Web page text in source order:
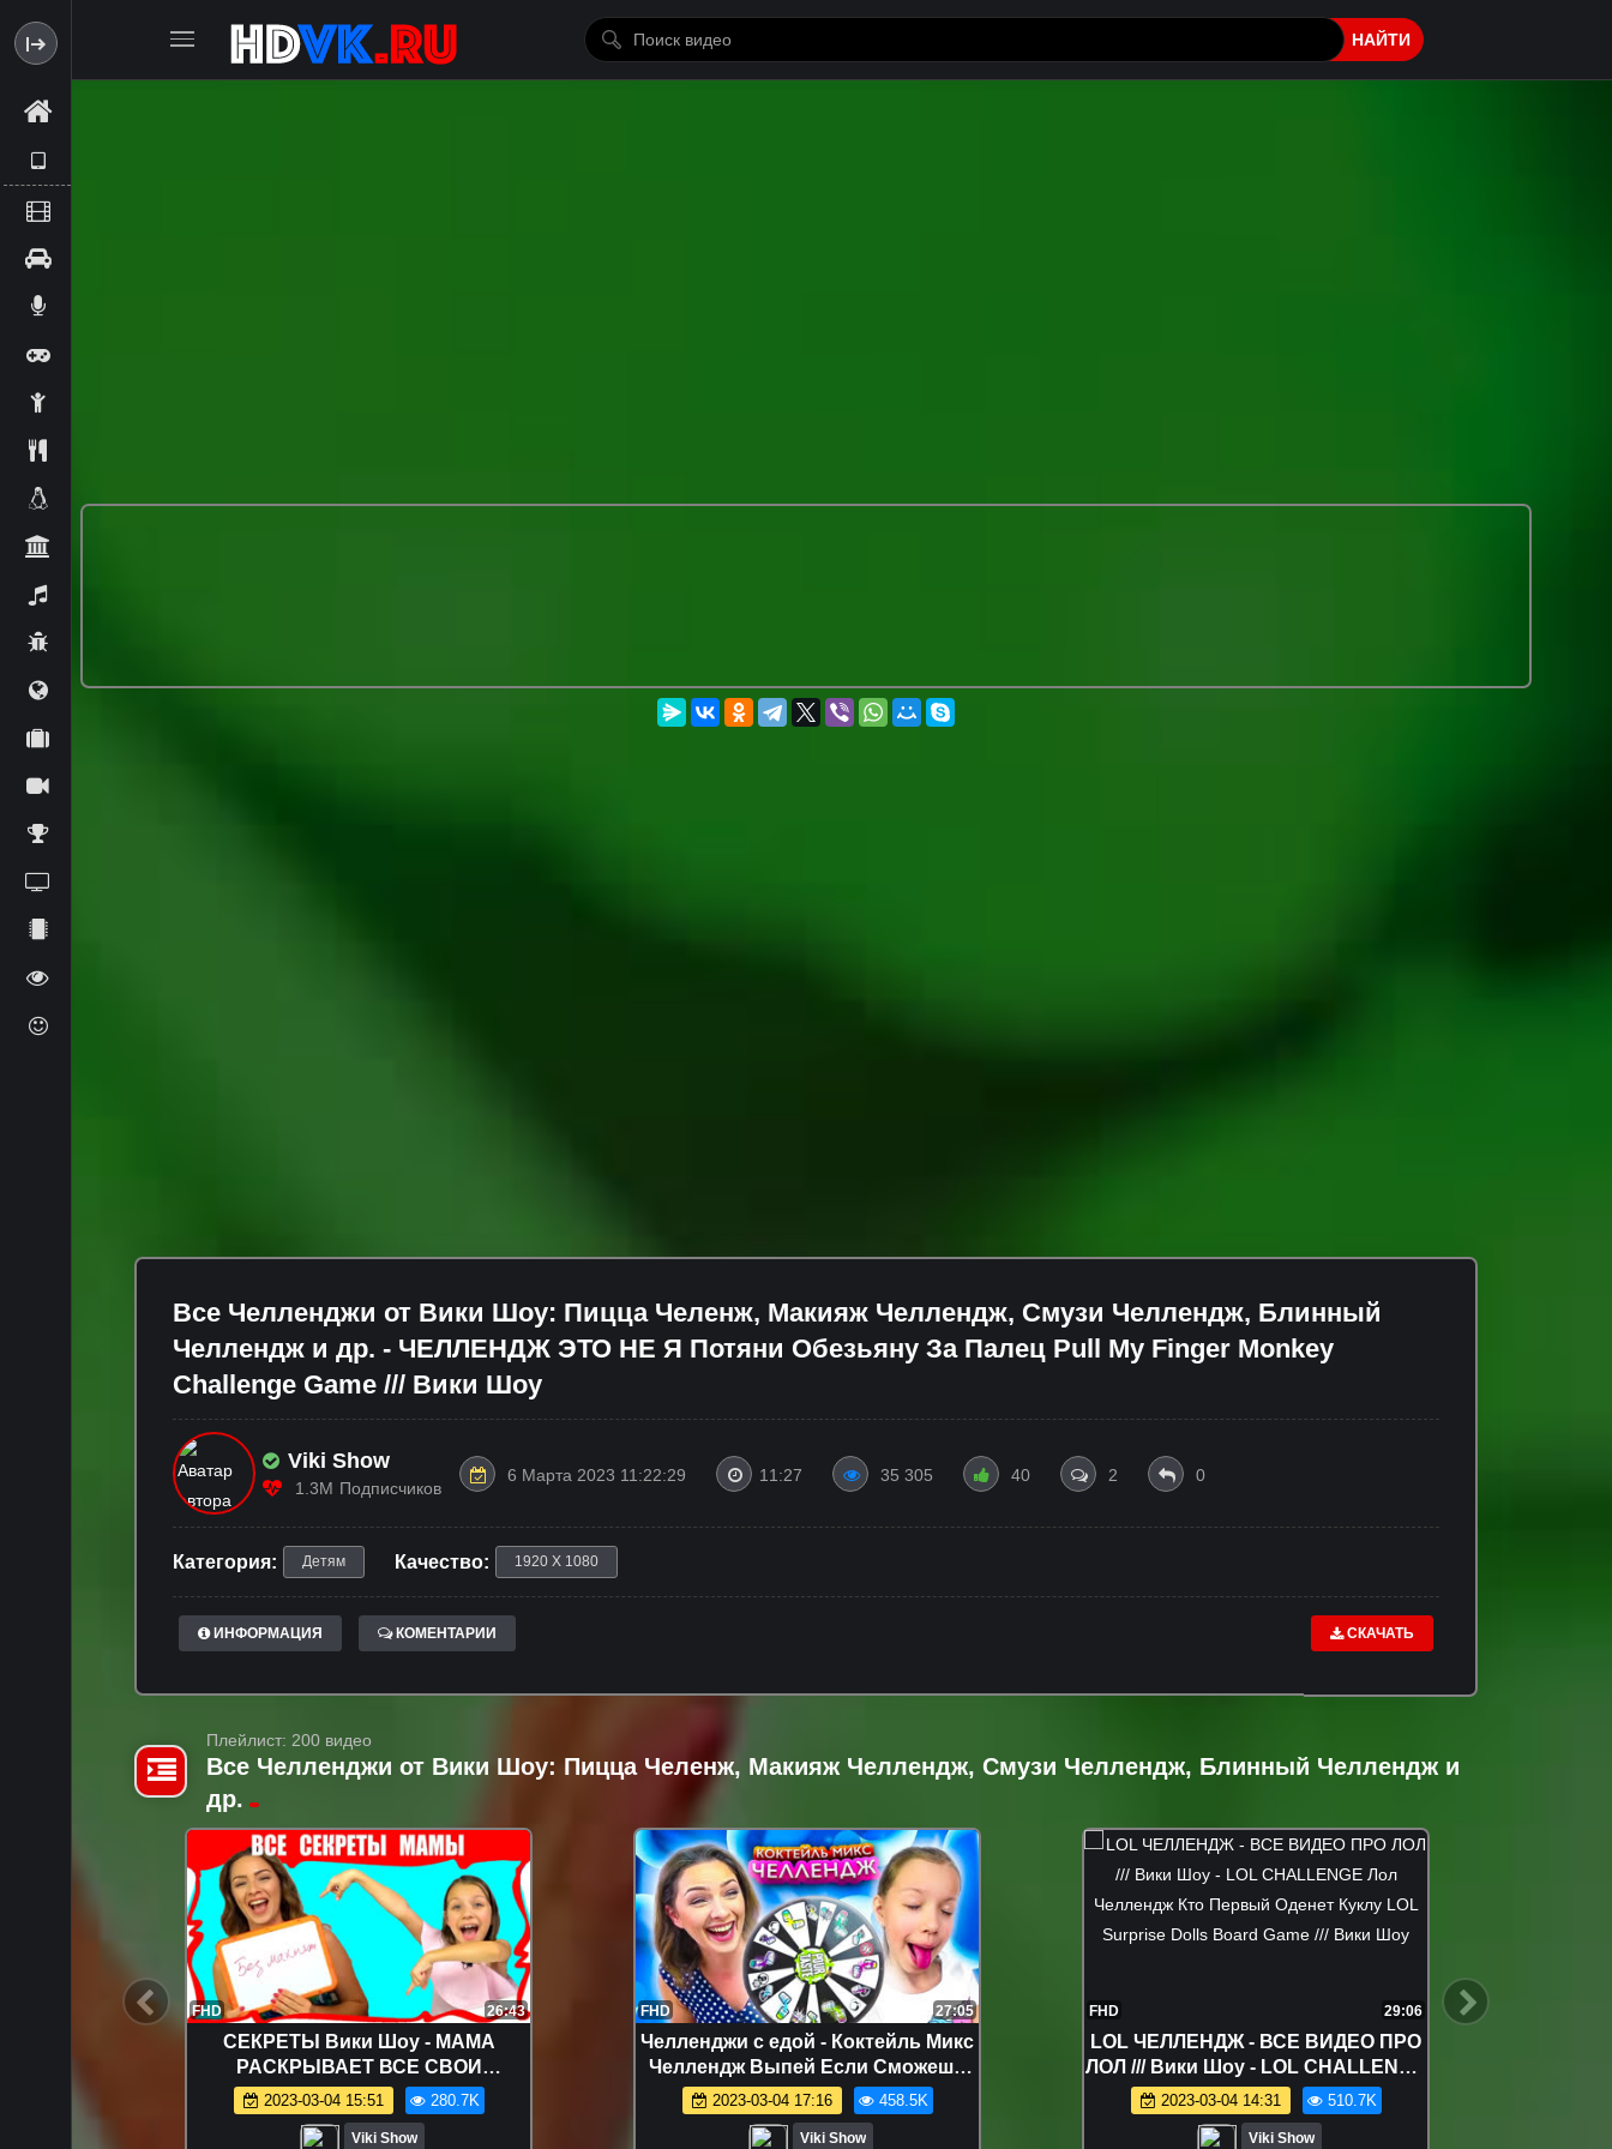
НАЙТИ
Все Челленджи от Вики Шоу: Пицца Челенж, Макияж Челлендж, Смузи Челлендж, Блинный
Челлендж и др. - ЧЕЛЛЕНДЖ ЭТО НЕ Я Потяни Обезьяну За Палец Pull My Finger Monkey
Challenge Game /// Вики Шоу
Viki Show
1.3M Подписчиков
6 Марта 2023 11:22:29 11:27 35 305 40 2 0
Категория: Детям Качество: 1920 X 1080
ИНФОРМАЦИЯ КОМЕНТАРИИ СКАЧАТЬ
Плейлист: 200 видео
Все Челленджи от Вики Шоу: Пицца Челенж, Макияж Челлендж, Смузи Челлендж, Блинный Челлендж и
др.
FHD 26:43
СЕКРЕТЫ Вики Шоу - МАМА
РАСКРЫВАЕТ ВСЕ СВОИ
СЕКРЕТЫ Челлендж Кто Лучше
Знает Маму / Вики Шоу
2023-03-04 15:51 280.7K
Viki Show
FHD 27:05
Челленджи с едой - Коктейль Микс
Челлендж Выпей Если Сможешь
Mystery Wheel Cocktail Challenge /
Вики Шоу
2023-03-04 17:16 458.5K
Viki Show
FHD 29:06
LOL ЧЕЛЛЕНДЖ - ВСЕ ВИДЕО ПРО
ЛОЛ /// Вики Шоу - LOL CHALLENGE
Лол Челлендж Кто Первый Оденет
Куклу LOL Surprise Dolls Board
Game /// Вики Шоу
2023-03-04 14:31 510.7K
Viki Show